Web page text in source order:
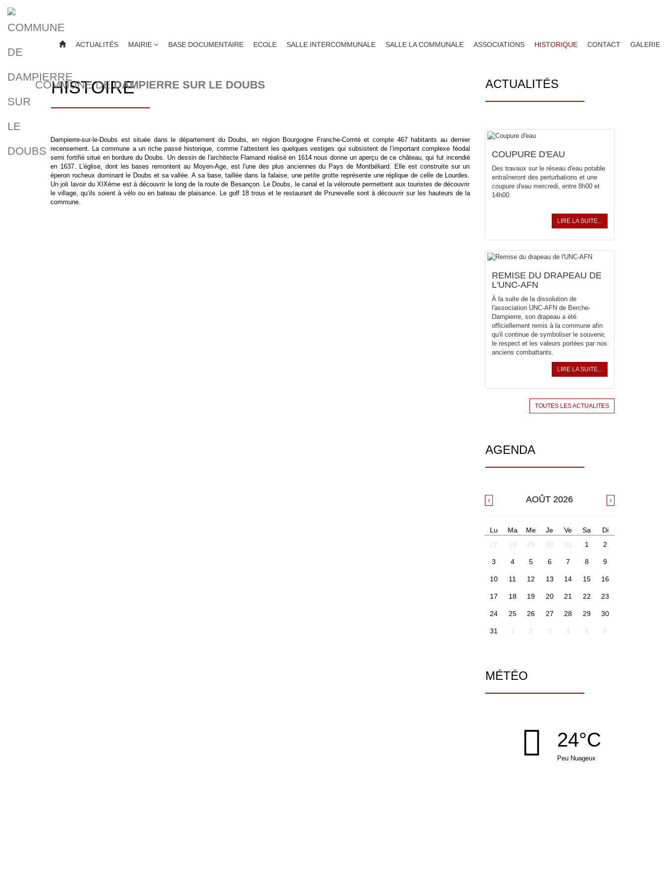
COMMUNE DEDAMPIERRE SUR LE DOUBS
ACTUALITÉS MAIRIE BASE DOCUMENTAIRE ECOLE SALLE INTERCOMMUNALE SALLE LA COMMUNALE ASSOCIATIONS HISTORIQUE CONTACT GALERIE
HISTOIRE
Dampierre-sur-le-Doubs est située dans le département du Doubs, en région Bourgogne Franche-Comté et compte 467 habitants au dernier
recensement. La commune a un riche passé historique, comme l’attestent les quelques vestiges qui subsistent de l’important complexe féodal
semi fortifié situé en bordure du Doubs. Un dessin de l'architecte Flamand réalisé en 1614 nous donne un aperçu de ce château, qui fut incendié
en 1637. L'église, dont les bases remontent au Moyen-Age, est l'une des plus anciennes du Pays de Montbéliard. Elle est construite sur un
éperon rocheux dominant le Doubs et sa vallée. A sa base, taillée dans la falaise, une petite grotte représente une réplique de celle de Lourdes.
Un joli lavoir du XIXème est à découvrir le long de la route de Besançon. Le Doubs, le canal et la véloroute permettent aux touristes de découvrir
le village, qu’ils soient à vélo ou en bateau de plaisance. Le golf 18 trous et le restaurant de Prunevelle sont à découvrir sur les hauteurs de la
commune.
ACTUALITÉS
COUPURE D'EAU
Des travaux sur le réseau d'eau potable
entraîneront des perturbations et une
coupure d'eau mercredi, entre 8h00 et
14h00.
LIRE LA SUITE...
REMISE DU DRAPEAU DE
L'UNC-AFN
À la suite de la dissolution de
l'association UNC-AFN de Berche-
Dampierre, son drapeau a été
officiellement remis à la commune afin
qu'il continue de symboliser le souvenir,
le respect et les valeurs portées par nos
anciens combattants.
LIRE LA SUITE...
TOUTES LES ACTUALITES
AGENDA
AOÛT 2026
Lu Ma Me Je Ve Sa
Di
27
28 29 30 31 1 2
3 4 5 6 7 8 9
10 11 12 13 14 15 16
17 18 19 20 21 22 23
24 25 26 27 28 29 30
31 1 2 3 4 5 6
MÉTÉO
24°C
Peu Nuageux